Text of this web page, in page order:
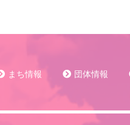
まち情報 団体情報